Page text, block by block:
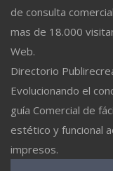
de consulta
mas de 18.000
Web.
Directorio
Evolucionando el
guía Comercial de
estético y funcional
impresos.